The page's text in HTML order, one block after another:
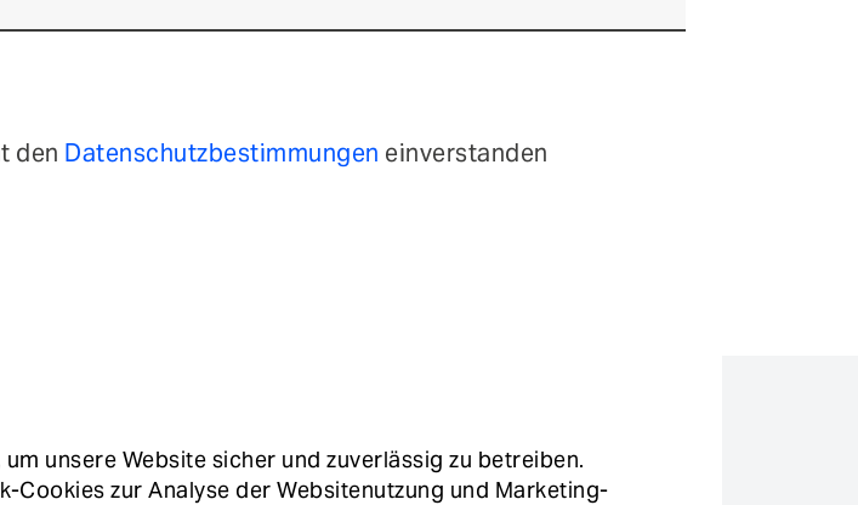
den Datenschutzbestimmungen einverstanden
Impressum
Datenschutz
unsere Website sicher und zuverlässig zu betreiben.
zur Analyse der Websitenutzung und Marketing-